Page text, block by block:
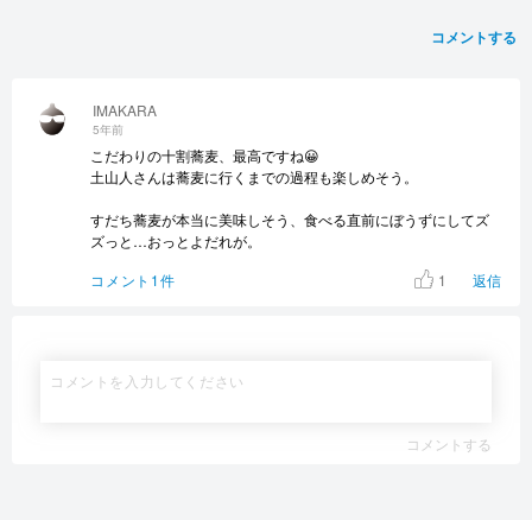
コメントする
IMAKARA
5年前
こだわりの十割蕎麦、最高ですね😀
土山人さんは蕎麦に行くまでの過程も楽しめそう。
すだち蕎麦が本当に美味しそう、食べる直前にぼうずにしてズ
ズっと…おっとよだれが。
コメント1件
1 返信
コメントする